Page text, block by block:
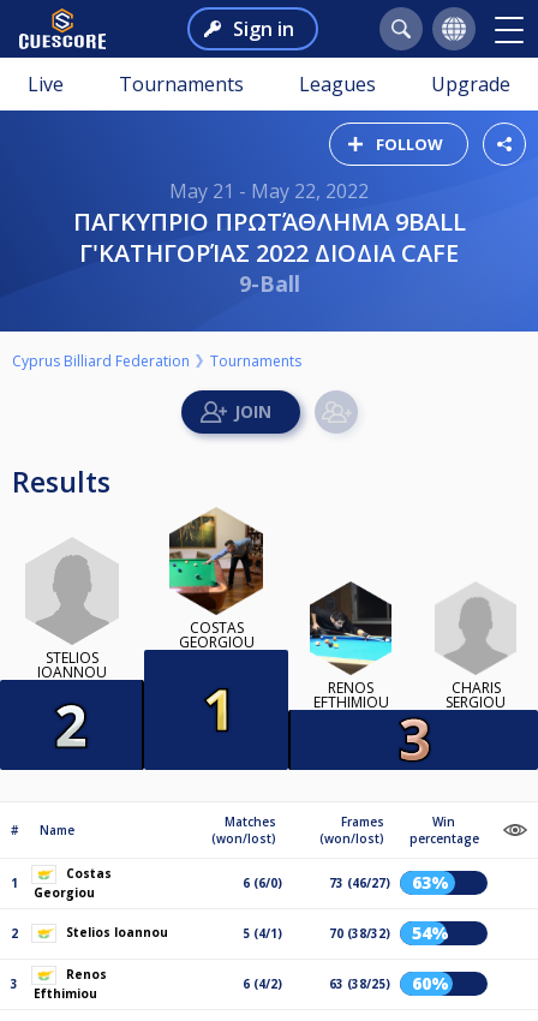
Sign in
Live Tournaments Leagues Upgrade
FOLLOW
May 21 - May 22, 2022
ΠΑΓΚΥΠΡΙΟ ΠΡΩΤΆΘΛΗΜΑ 9BALL
Γ'ΚΑΤΗΓΟΡΊΑΣ 2022 ΔΙΟΔΙΑ CAFE
9-Ball
Cyprus Billiard Federation Tournaments
Results
STELIOS
IOANNOU
COSTAS
GEORGIOU
RENOS
EFTHIMIOU
CHARIS
SERGIOU
# Name
Matches
(won/lost)
Frames
(won/lost)
Win
percentage
1
Costas
Georgiou
6 (6/0) 73 (46/27) 63%
2 Stelios Ioannou 5 (4/1) 70 (38/32) 54%
3
Renos
Efthimiou
6 (4/2) 63 (38/25) 60%